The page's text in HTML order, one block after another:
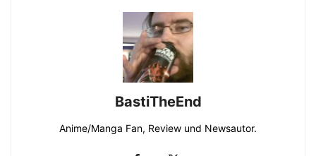
BastiTheEnd
Anime/Manga Fan, Review und Newsautor.